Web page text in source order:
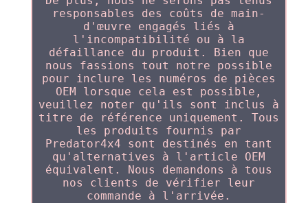
responsables des coûts de main-
d'œuvre engagés liés à
l'incompatibilité ou à la
défaillance du produit. Bien que
nous fassions tout notre possible
pour inclure les numéros de pièces
OEM lorsque cela est possible,
veuillez noter qu'ils sont inclus à
titre de référence uniquement. Tous
les produits fournis par
Predator4x4 sont destinés en tant
qu'alternatives à l'article OEM
équivalent. Nous demandons à tous
nos clients de vérifier leur
commande à l'arrivée.